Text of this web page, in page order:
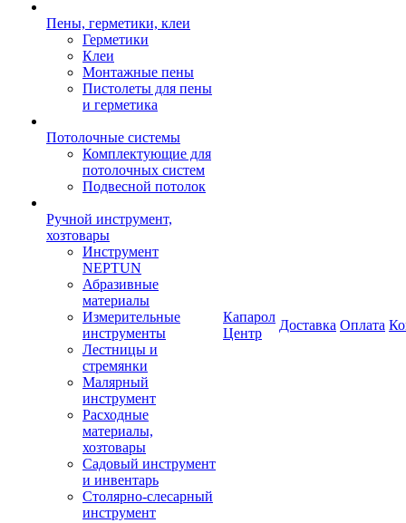
Пены, герметики, клеи
Герметики
Клеи
Монтажные пены
Пистолеты для пены
и герметика
Потолочные системы
Комплектующие для
потолочных систем
Подвесной потолок
Ручной инструмент,
хозтовары
Инструмент
NEPTUN
Абразивные
материалы
Измерительные
инструменты
Лестницы и
стремянки
Малярный
инструмент
Расходные
материалы,
хозтовары
Садовый инструмент
и инвентарь
Столярно-слесарный
инструмент
Капарол
Центр
Доставка Оплата